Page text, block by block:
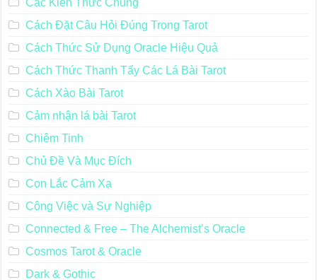
Các Kiến Thức Chung
Cách Đặt Câu Hỏi Đúng Trong Tarot
Cách Thức Sử Dụng Oracle Hiệu Quả
Cách Thức Thanh Tẩy Các Lá Bài Tarot
Cách Xào Bài Tarot
Cảm nhận lá bài Tarot
Chiêm Tinh
Chủ Đề Và Mục Đích
Con Lắc Cảm Xạ
Công Việc và Sự Nghiệp
Connected & Free – The Alchemist’s Oracle
Cosmos Tarot & Oracle
Dark & Gothic